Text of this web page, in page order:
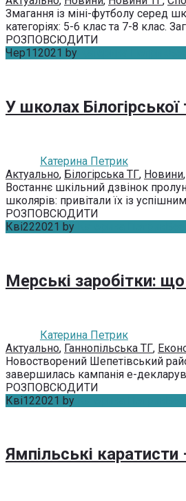
Змагання із міні-футболу серед
категоріях: 5-6 клас та 7-8 клас.
РОЗПОВСЮДИТИ
Чер112021 by
У школах
Катерина Петрик
Актуально, Білогірська ТГ, Новини,
Востаннє шкільний дзвінок
школярів: привітали їх із
РОЗПОВСЮДИТИ
Кві222021 by
Мерські заробітки:
Катерина Петрик
Актуально, Ганнопільська ТГ,
Новостворений Шепетівський
завершилась кампанія е-
РОЗПОВСЮДИТИ
Кві122021 by
Ямпільські каратисти